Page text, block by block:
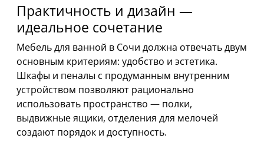
Практичность и дизайн —
идеальное сочетание
Мебель для ванной в Сочи должна отвечать двум
основным критериям: удобство и эстетика.
Шкафы и пеналы с продуманным внутренним
устройством позволяют рационально
использовать пространство — полки,
выдвижные ящики, отделения для мелочей
создают порядок и доступность.